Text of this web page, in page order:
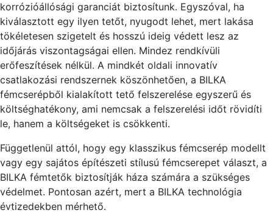
korrózióállósági garanciát biztosítunk. Egyszóval, ha
kiválasztott egy ilyen tetőt, nyugodt lehet, mert lakása
tökéletesen szigetelt és hosszú ideig védett lesz az
időjárás viszontagságai ellen. Mindez rendkívüli
erőfeszítések nélkül. A mindkét oldali innovatív
csatlakozási rendszernek köszönhetően, a BILKA
fémcserépből kialakított tető felszerelése egyszerű és
költséghatékony, ami nemcsak a felszerelési időt rövidíti
le, hanem a költségeket is csökkenti.
Függetlenül attól, hogy egy klasszikus fémcserép modellt
vagy egy sajátos építészeti stílusú fémcserepet választ, a
BILKA fémtetők biztosítják háza számára a szükséges
védelmet. Pontosan azért, mert a BILKA technológia
évtizedekben mérhető.